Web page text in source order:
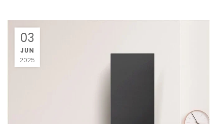
03
JUN
2025